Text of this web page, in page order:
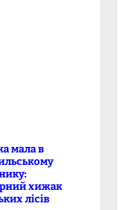
мала в
хижак
лісів